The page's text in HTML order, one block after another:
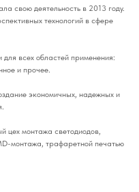
свою деятельность в 2013 году.
технологий в сфере
всех областей применения:
и прочее.
экономичных, надежных и
цех монтажа светодиодов,
монтажа, трафаретной печатью